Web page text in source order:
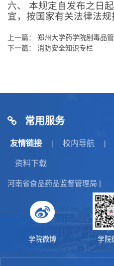
六、 本规定自发布之日
宜，按国家有关法律法规
上一篇： 郑州大学药学院剧毒品管
下一篇： 消防安全知识专栏
常用服务
友情链接 | 校内导航 |
资料下载
河南省食品药品监督管理局 |
学院微博 学院